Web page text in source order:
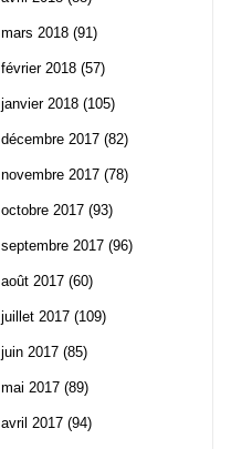
mars 2018 (91)
février 2018 (57)
janvier 2018 (105)
décembre 2017 (82)
novembre 2017 (78)
octobre 2017 (93)
septembre 2017 (96)
août 2017 (60)
juillet 2017 (109)
juin 2017 (85)
mai 2017 (89)
avril 2017 (94)